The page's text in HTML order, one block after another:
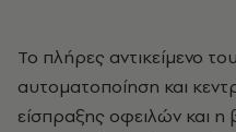
Το πλήρες αντικείμενο
αυτοματοποίηση και
είσπραξης οφειλών και η